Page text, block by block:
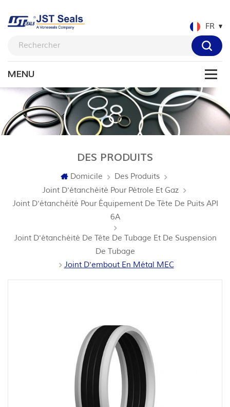
FR
DES PRODUITS
Domicile
Des Produits
Joint D'étanchéité Pour Pétrole Et Gaz
Joint D'étanchéité Pour Équipement De Tête De Puits API
6A
Joint D'étanchéité De Tête De Tubage Et De Suspension
De Tubage
Joint D'embout En Métal MEC